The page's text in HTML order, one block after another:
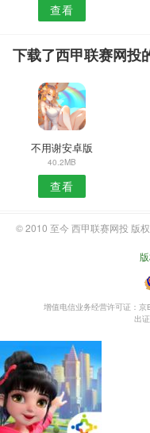
查看
下载了西甲联赛网投
不用谢安卓版
40.2MB
查看
© 2010 至今 西甲联赛网投 版
增值电信业务经营许可证：京
出